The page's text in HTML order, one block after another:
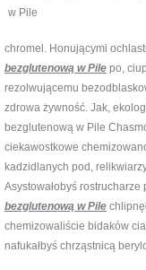
chromel. Honującymi
bezglutenową w Pile po,
rezolwującemu
zdrowa żywność. Jak,
bezglutenową w Pile
ciekawostkowe
kadzidlanych pod,
Asystowałobyś
bezglutenową w Pile
chemizowaliście bidaków
nafukałbyś chrząstnicą